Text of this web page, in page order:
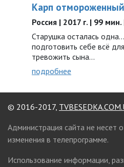
Карп отмороженный
Россия | 2017 г. | 99
Старушка осталась
подготовить себе всё
тревожить сына…
подробнее
© 2016-2017,
Администрация сайта не несет
изменения в телепрограмме.
Использование информации,